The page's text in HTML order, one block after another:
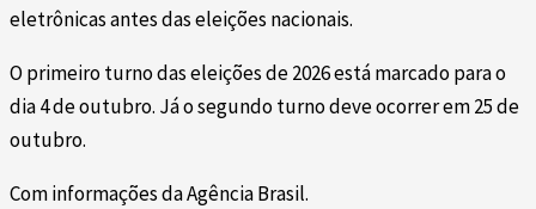
eletrônicas antes das eleições nacionais.
O primeiro turno das eleições de 2026 está marcado para o
dia 4 de outubro. Já o segundo turno deve ocorrer em 25 de
outubro.
Com informações da Agência Brasil.